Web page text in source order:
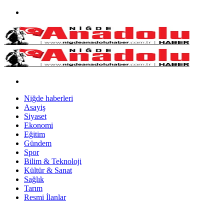
Niğde haberleri
Asayiş
Siyaset
Ekonomi
Eğitim
Gündem
Spor
Bilim & Teknoloji
Kültür & Sanat
Sağlık
Tarım
Resmi İlanlar